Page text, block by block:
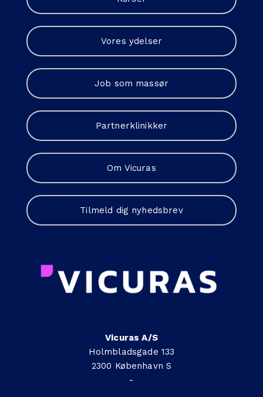
Vores ydelser
Job som massør
Partnerklinikker
Om Vicuras
Tilmeld dig nyhedsbrev
Vicuras A/S
Holmbladsgade 133
2300 København S
-